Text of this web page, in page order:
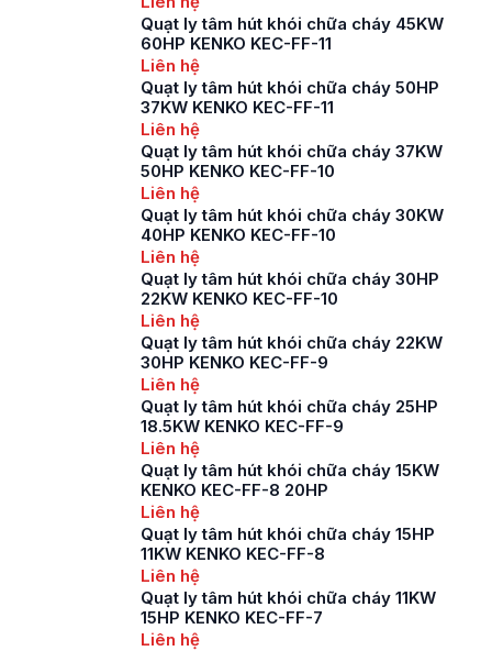
Quạt ly tâm hút khói chữa cháy 45KW
60HP KENKO KEC-FF-11
Liên hệ
Quạt ly tâm hút khói chữa cháy 50HP
37KW KENKO KEC-FF-11
Liên hệ
Quạt ly tâm hút khói chữa cháy 37KW
50HP KENKO KEC-FF-10
Liên hệ
Quạt ly tâm hút khói chữa cháy 30KW
40HP KENKO KEC-FF-10
Liên hệ
Quạt ly tâm hút khói chữa cháy 30HP
22KW KENKO KEC-FF-10
Liên hệ
Quạt ly tâm hút khói chữa cháy 22KW
30HP KENKO KEC-FF-9
Liên hệ
Quạt ly tâm hút khói chữa cháy 25HP
18.5KW KENKO KEC-FF-9
Liên hệ
Quạt ly tâm hút khói chữa cháy 15KW
KENKO KEC-FF-8 20HP
Liên hệ
Quạt ly tâm hút khói chữa cháy 15HP
11KW KENKO KEC-FF-8
Liên hệ
Quạt ly tâm hút khói chữa cháy 11KW
15HP KENKO KEC-FF-7
Liên hệ